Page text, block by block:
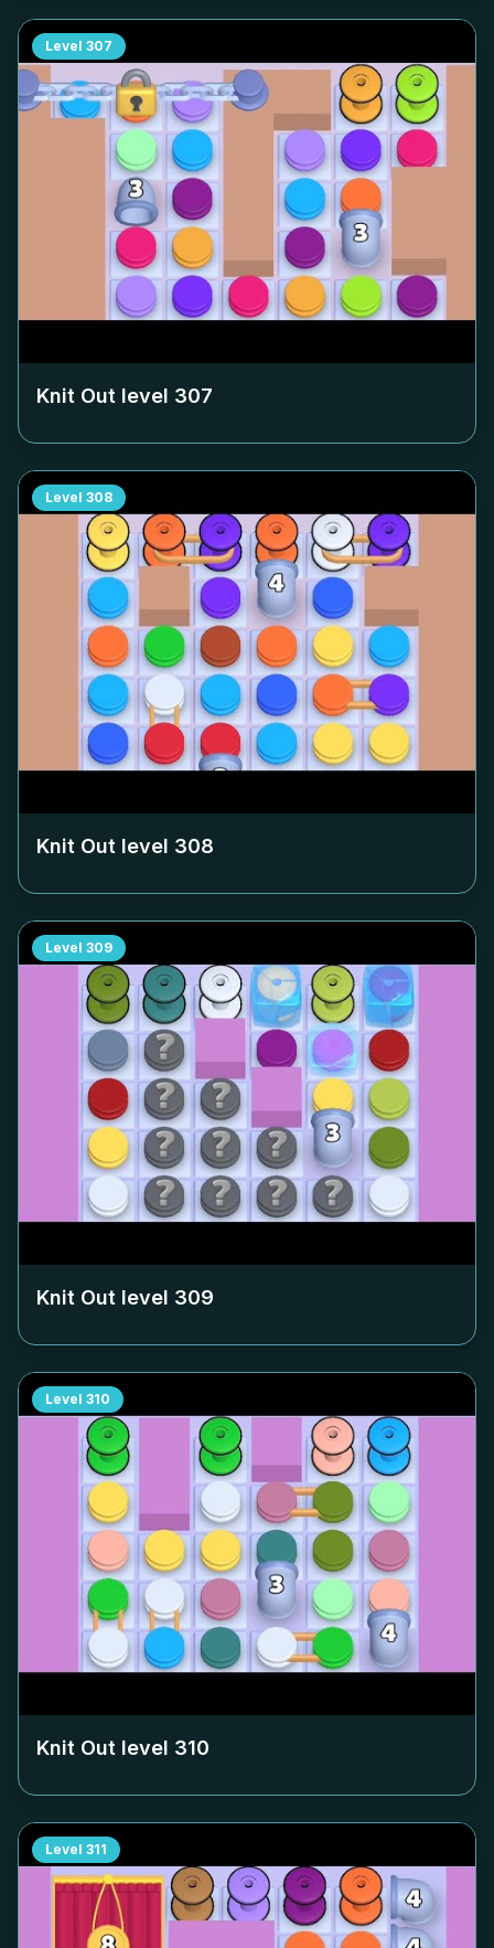
Level 307
Knit Out level 307
Level 308
Knit Out level 308
Level 309
Knit Out level 309
Level 310
Knit Out level 310
Level 311